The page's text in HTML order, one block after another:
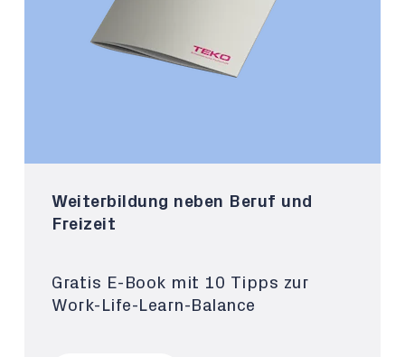
Weiterbildung neben Beruf und
Freizeit
Gratis E-Book mit 10 Tipps zur
Work-Life-Learn-Balance